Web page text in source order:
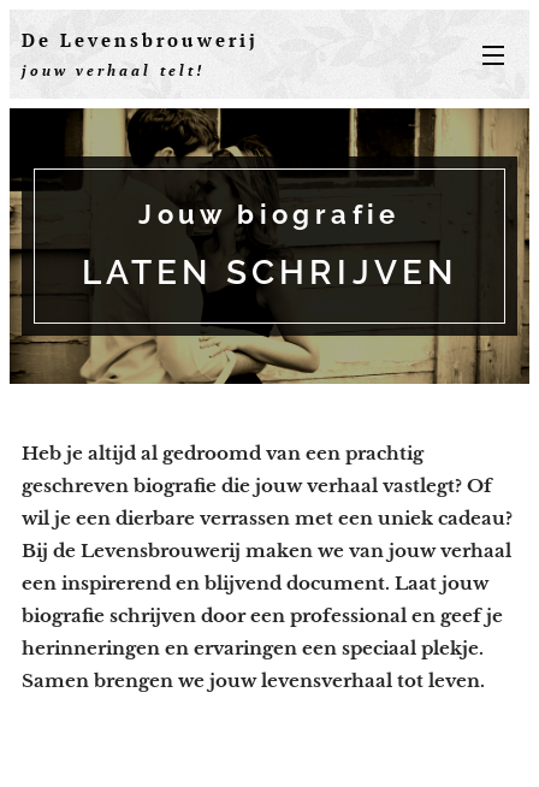
De Levensbrouwerij
jouw verhaal telt!
Jouw biografie
LATEN SCHRIJVEN
Heb je altijd al gedroomd van een prachtig
geschreven biografie die jouw verhaal vastlegt? Of
wil je een dierbare verrassen met een uniek cadeau?
Bij de Levensbrouwerij maken we van jouw verhaal
een inspirerend en blijvend document. Laat jouw
biografie schrijven door een professional en geef je
herinneringen en ervaringen een speciaal plekje.
Samen brengen we jouw levensverhaal tot leven.